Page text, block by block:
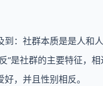
到：社群本质是是人和
”是社群的主要特征，
，并且性别相反。